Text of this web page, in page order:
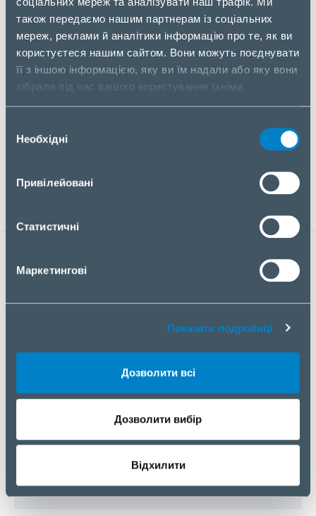
також передаємо нашим партнерам із соціальних
мереж, реклами й аналітики інформацію про те, як ви
користуєтеся нашим сайтом. Вони можуть поєднувати
її з іншою інформацією, яку ви їм надали або яку вони
зібрали під час вашого користування їхніми
службами.
згоди
Необхідні
Привілейовані
Статистичні
Маркетингові
Показати подробиці
Дозволити всі
Дозволити вибір
Відхилити
анонсованому вебінарі.
Вебінар буде корисний для системних
інтеграторів, IT-фахівців та спеціалістів з
кібербезпеки, які працюють з AI-рішеннями або
планують їх впровадження.
Зареєструйтесь, щоб отримати практичне
рішень TrendAI у сучасних інфраструктурах.